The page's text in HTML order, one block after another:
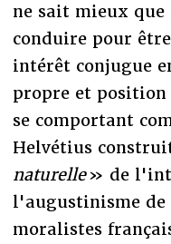
ne sait mieux que
conduire pour
intérêt conjugue
propre et
se comportant
Helvétius
naturelle» de
l'augustinisme de
moralistes